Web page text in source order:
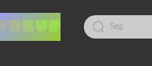
Led
efter: